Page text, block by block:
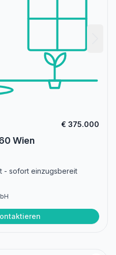
€ 375.000
Wien
- sofort einzugsbereit